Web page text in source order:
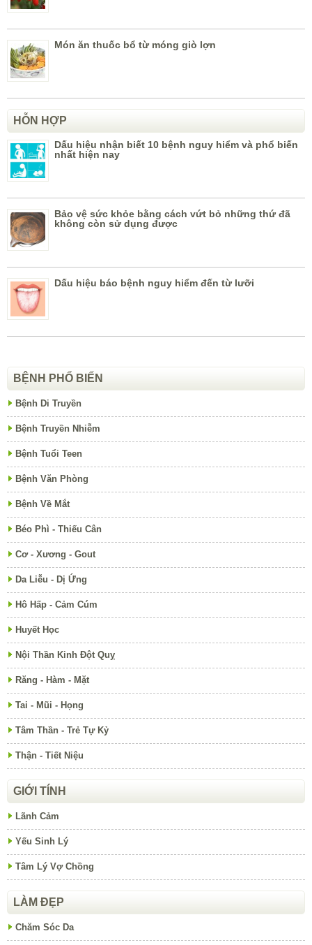
Món ăn thuốc bổ từ móng giò lợn
HỖN HỢP
Dấu hiệu nhận biết 10 bệnh nguy hiểm và phổ biến
nhất hiện nay
Bảo vệ sức khỏe bằng cách vứt bỏ những thứ đã
không còn sử dụng được
Dấu hiệu báo bệnh nguy hiểm đến từ lưỡi
BỆNH PHỔ BIẾN
Bệnh Di Truyền
Bệnh Truyền Nhiễm
Bệnh Tuổi Teen
Bệnh Văn Phòng
Bệnh Về Mắt
Béo Phì - Thiếu Cân
Cơ - Xương - Gout
Da Liễu - Dị Ứng
Hô Hấp - Cảm Cúm
Huyết Học
Nội Thần Kinh Đột Quỵ
Răng - Hàm - Mặt
Tai - Mũi - Họng
Tâm Thần - Trẻ Tự Kỷ
Thận - Tiết Niệu
GIỚI TÍNH
Lãnh Cảm
Yếu Sinh Lý
Tâm Lý Vợ Chồng
LÀM ĐẸP
Chăm Sóc Da